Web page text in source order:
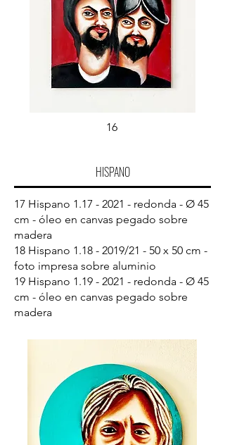
HISPANO
17 Hispano 1.17 - 2021 - redonda - Ø 45
cm - óleo en canvas pegado sobre
madera
18 Hispano 1.18 - 2019/21 - 50 x 50 cm -
foto impresa sobre aluminio
19 Hispano 1.19 - 2021 - redonda - Ø 45
cm - óleo en canvas pegado sobre
madera
16